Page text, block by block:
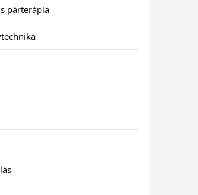
párterápia